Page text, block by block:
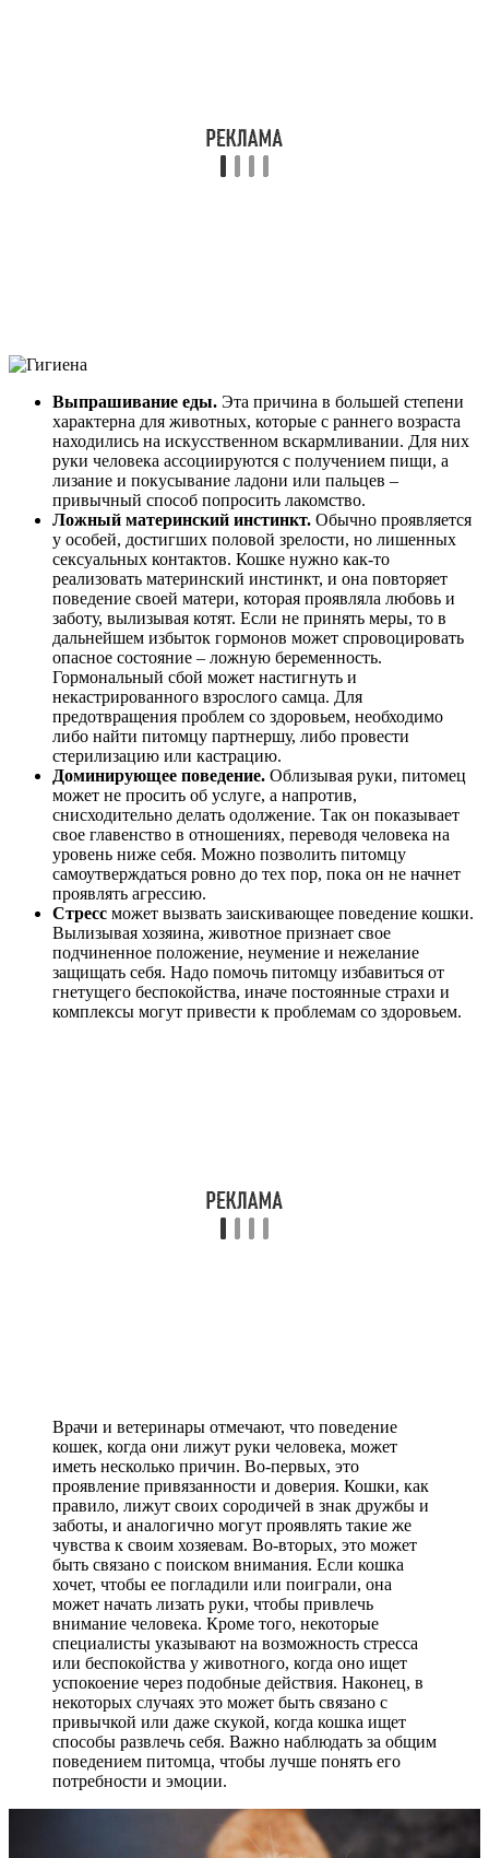
Выпрашивание еды. Эта причина в большей степени
характерна для животных, которые с раннего возраста
находились на искусственном вскармливании. Для них
руки человека ассоциируются с получением пищи, а
лизание и покусывание ладони или пальцев –
привычный способ попросить лакомство.
Ложный материнский инстинкт. Обычно проявляется
у особей, достигших половой зрелости, но лишенных
сексуальных контактов. Кошке нужно как-то
реализовать материнский инстинкт, и она повторяет
поведение своей матери, которая проявляла любовь и
заботу, вылизывая котят. Если не принять меры, то в
дальнейшем избыток гормонов может спровоцировать
опасное состояние – ложную беременность.
Гормональный сбой может настигнуть и
некастрированного взрослого самца. Для
предотвращения проблем со здоровьем, необходимо
либо найти питомцу партнершу, либо провести
стерилизацию или кастрацию.
Доминирующее поведение. Облизывая руки, питомец
может не просить об услуге, а напротив,
снисходительно делать одолжение. Так он показывает
свое главенство в отношениях, переводя человека на
уровень ниже себя. Можно позволить питомцу
самоутверждаться ровно до тех пор, пока он не начнет
проявлять агрессию.
Стресс может вызвать заискивающее поведение кошки.
Вылизывая хозяина, животное признает свое
подчиненное положение, неумение и нежелание
защищать себя. Надо помочь питомцу избавиться от
гнетущего беспокойства, иначе постоянные страхи и
комплексы могут привести к проблемам со здоровьем.
Врачи и ветеринары отмечают, что поведение
кошек, когда они лижут руки человека, может
иметь несколько причин. Во-первых, это
проявление привязанности и доверия. Кошки, как
правило, лижут своих сородичей в знак дружбы и
заботы, и аналогично могут проявлять такие же
чувства к своим хозяевам. Во-вторых, это может
быть связано с поиском внимания. Если кошка
хочет, чтобы ее погладили или поиграли, она
может начать лизать руки, чтобы привлечь
внимание человека. Кроме того, некоторые
специалисты указывают на возможность стресса
или беспокойства у животного, когда оно ищет
успокоение через подобные действия. Наконец, в
некоторых случаях это может быть связано с
привычкой или даже скукой, когда кошка ищет
способы развлечь себя. Важно наблюдать за общим
поведением питомца, чтобы лучше понять его
потребности и эмоции.